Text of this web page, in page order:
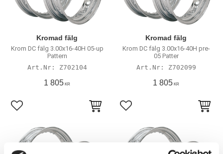
Kromad fälg
Krom DC fälg 3.00x16-40H 05-up
Pattern
Z702104
1 805 KR
Lägg till i favoriter
Kromad fälg
Krom DC fälg 3.00x16-40H pre-
05 Patter
Z702099
1 805 KR
Lägg till i favoriter